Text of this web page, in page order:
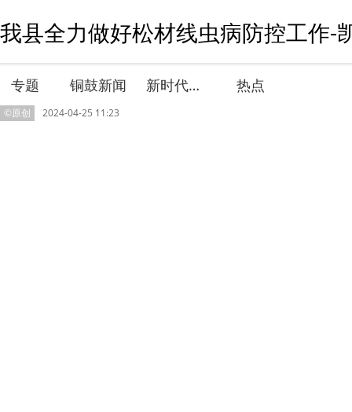
我县全力做好松材线虫病防控工作-
专题 铜鼓新闻 新时代文明实践 热点
©原创 2024-04-25 11:23